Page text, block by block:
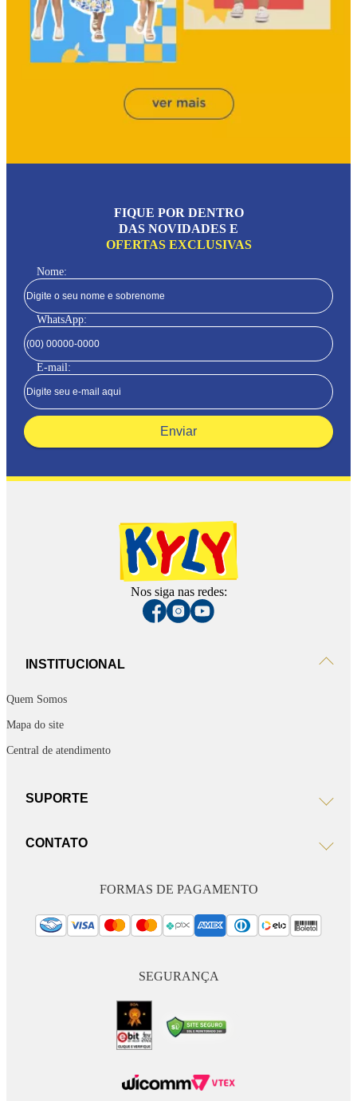
FIQUE POR DENTRO
DAS NOVIDADES E
OFERTAS EXCLUSIVAS
Nome:
WhatsApp:
E-mail:
Enviar
Nos siga nas redes:
INSTITUCIONAL
Quem Somos
Mapa do site
Central de atendimento
SUPORTE
CONTATO
FORMAS DE PAGAMENTO
SEGURANÇA